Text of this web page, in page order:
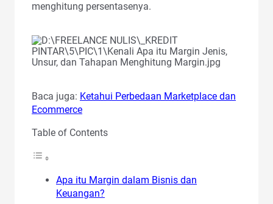
menghitung persentasenya.
Baca juga: Ketahui Perbedaan Marketplace dan
Ecommerce
Table of Contents
Apa itu Margin dalam Bisnis dan
Keuangan?